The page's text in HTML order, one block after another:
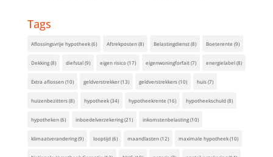
Tags
Aflossingsvrije hypotheek(6) Aftrekposten(8) Belastingdienst(8) Boeterente (9)
Dekking(8) diefstal(9) eigen risico(17) eigenwoningforfait(7) energielabel(8)
Extra aflossen(10) geldverstrekker(13) geldverstrekkers(10) huis(7)
huizenbezitters(8) hypotheek(34) hypotheekrente (16) hypotheekschuld(8)
hypotheken(6) inboedelverzekering(21) inkomstenbelasting(10)
klimaatverandering(9) looptijd(6) maandlasten(12) maximale hypotheek(10)